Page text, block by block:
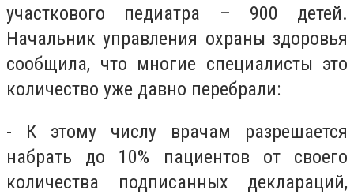
участкового педиатра – 900 детей.
Начальник управления охраны здоровья
сообщила, что многие специалисты это
количество уже давно перебрали:
- К этому числу врачам разрешается
набрать до 10% пациентов от своего
количества подписанных деклараций,